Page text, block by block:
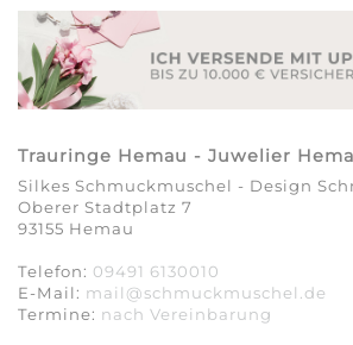
Trauringe Hemau - Juwelier
Silkes Schmuckmuschel - Design
Oberer Stadtplatz 7
93155 Hemau
Telefon: 09491 6130010
E-Mail: mail@schmuckmuschel.de
Termine: nach Vereinbarung​​​​​​​